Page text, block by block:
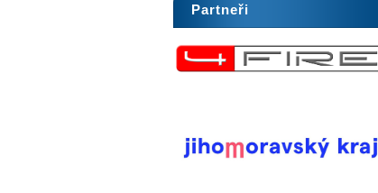
Partneři